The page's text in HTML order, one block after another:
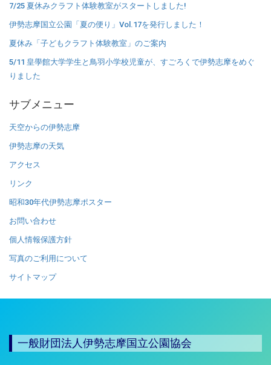
7/25 夏休みクラフト体験教室がスタートしました!
伊勢志摩国立公園「夏の便り」Vol.17を発行しました！
夏休み「子どもクラフト体験教室」のご案内
5/11 皇學館大学学生と鳥羽小学校児童が、すごろくで伊勢志摩をめぐ
りました
サブメニュー
天空からの伊勢志摩
伊勢志摩の天気
アクセス
リンク
昭和30年代伊勢志摩ポスター
お問い合わせ
個人情報保護方針
写真のご利用について
サイトマップ
一般財団法人伊勢志摩国立公園協会